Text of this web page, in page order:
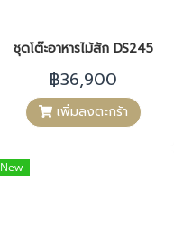
ชุดโต๊ะอาหารไม้สัก DS245
฿36,900
เพิ่มลงตะกร้า
New